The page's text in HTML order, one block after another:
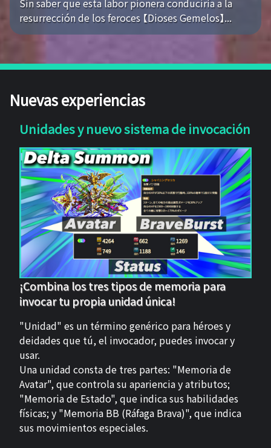
resurrección de los feroces 【Dioses Gemelos】...
Nuevas experiencias
Unidades y nuevo sistema de invocación
¡Combina los tres tipos de memoria para
invocar tu propia unidad única!
"Unidad" es un término genérico para héroes y
deidades que tú, el invocador, puedes invocar y
usar.
Una unidad consta de tres partes: "Memoria de
Avatar", que controla su apariencia y atributos;
"Memoria de Estado", que indica sus habilidades
físicas; y "Memoria BB (Ráfaga Brava)", que indica
sus movimientos especiales.